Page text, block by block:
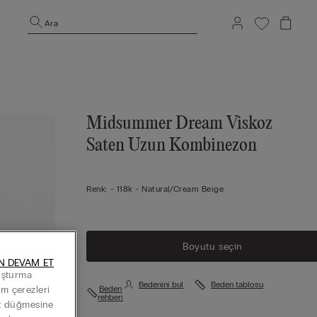
Ara
Midsummer Dream Viskoz
Saten Uzun Kombinezon
Renk: - 118k - Natural/cream Beige
Boyutu seçin
Beden
rehberi
Bedenini bul Beden tablosu
çerezleri
düğmesine
DEVAM ET